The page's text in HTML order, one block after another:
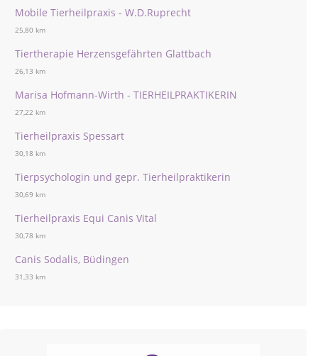
Mobile Tierheilpraxis - W.D.Ruprecht
25,80 km
Tiertherapie Herzensgefährten Glattbach
26,13 km
Marisa Hofmann-Wirth - TIERHEILPRAKTIKERIN
27,22 km
Tierheilpraxis Spessart
30,18 km
Tierpsychologin und gepr. Tierheilpraktikerin
30,69 km
Tierheilpraxis Equi Canis Vital
30,78 km
Canis Sodalis, Büdingen
31,33 km